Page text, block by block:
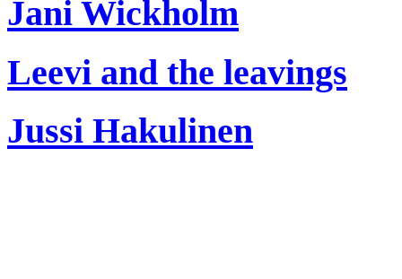
Jani Wickholm
Leevi and the leavings
Jussi Hakulinen